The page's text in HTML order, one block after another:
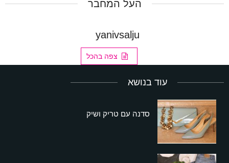
העל המחבר
yanivsalju
צפה בהכל
עוד בנושא
סדנה עם טריק ושיק